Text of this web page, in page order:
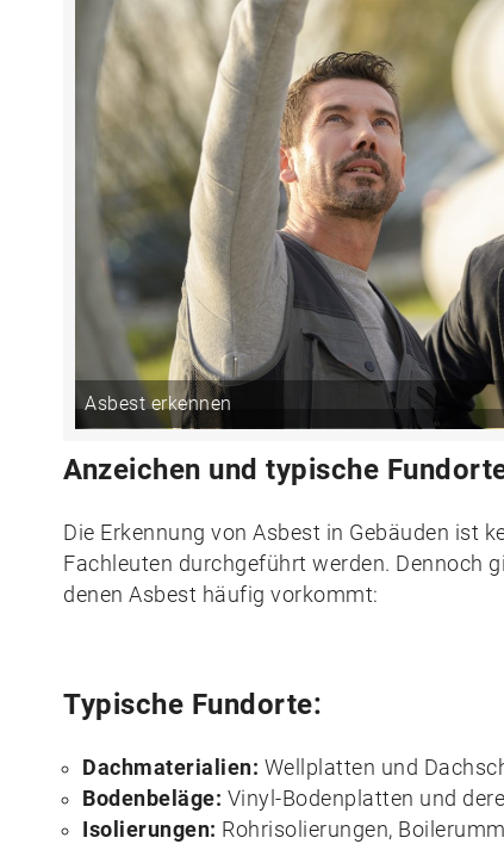
Asbest erkennen
Anzeichen und typische
Die Erkennung von Asbest in Gebäuden ist
Fachleuten durchgeführt werden. Dennoch
denen Asbest häufig vorkommt:
Typische Fundorte:
Dachmaterialien: Wellplatten und
Bodenbeläge: Vinyl-Bodenplatten und
Isolierungen: Rohrisolierungen,